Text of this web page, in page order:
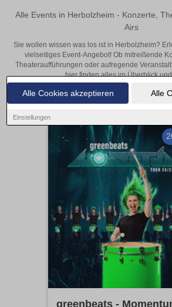
Alle Cookies akzeptieren Alle
Einstellungen
Alle Events in Herbolzheim - Konzerte,
Airs
Sie wollen wissen was los ist in Herbolzheim?
vielseitiges Event-Angebot! Ob mitreißende
Theateraufführungen oder aufregende
hier finden alles im Überblick
greenbeats -